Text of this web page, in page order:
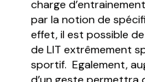
charge
par la notion de
effet, il est possible
de LIT extrêmement
sportif. Egalement,